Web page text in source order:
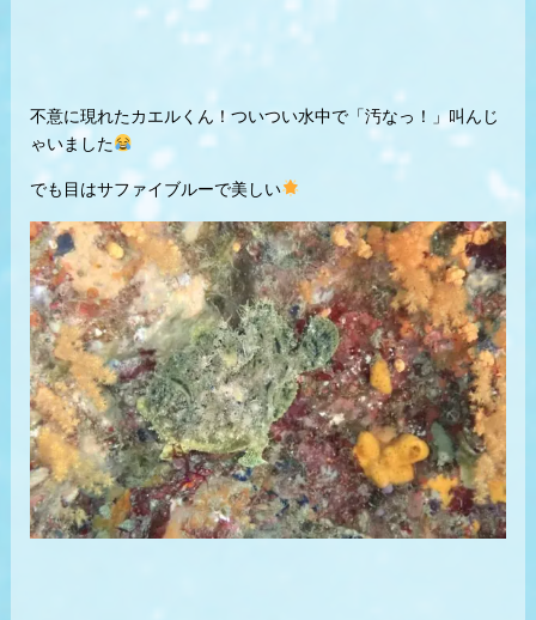
不意に現れたカエルくん！ついつい水中で「汚なっ！」叫んじ
ゃいました
でも目はサファイブルーで美しい